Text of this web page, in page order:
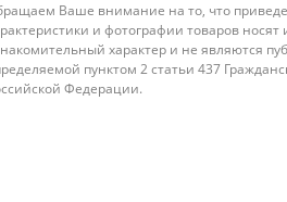
Ваше внимание на то, что
и фотографии товаров
характер и не являются
пунктом 2 статьи 437
Федерации.